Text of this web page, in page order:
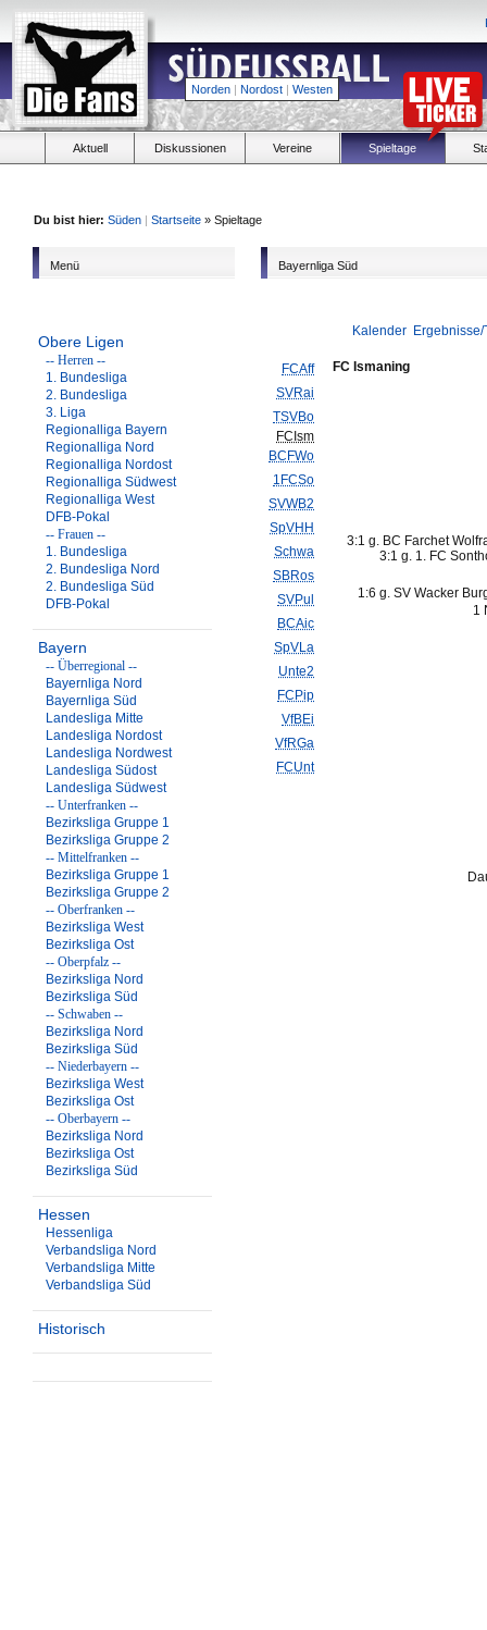
Norden | Nordost | Westen
Aktuell Diskussionen Vereine Spieltage
Du bist hier: Süden | Startseite » Spieltage
Menü
Obere Ligen
-- Herren --
1. Bundesliga
2. Bundesliga
3. Liga
Regionalliga Bayern
Regionalliga Nord
Regionalliga Nordost
Regionalliga Südwest
Regionalliga West
DFB-Pokal
-- Frauen --
1. Bundesliga
2. Bundesliga Nord
2. Bundesliga Süd
DFB-Pokal
Bayern
-- Überregional --
Bayernliga Nord
Bayernliga Süd
Landesliga Mitte
Landesliga Nordost
Landesliga Nordwest
Landesliga Südost
Landesliga Südwest
-- Unterfranken --
Bezirksliga Gruppe 1
Bezirksliga Gruppe 2
-- Mittelfranken --
Bezirksliga Gruppe 1
Bezirksliga Gruppe 2
-- Oberfranken --
Bezirksliga West
Bezirksliga Ost
-- Oberpfalz --
Bezirksliga Nord
Bezirksliga Süd
-- Schwaben --
Bezirksliga Nord
Bezirksliga Süd
-- Niederbayern --
Bezirksliga West
Bezirksliga Ost
-- Oberbayern --
Bezirksliga Nord
Bezirksliga Ost
Bezirksliga Süd
Hessen
Hessenliga
Verbandsliga Nord
Verbandsliga Mitte
Verbandsliga Süd
Historisch
Bayernliga Süd
Kalender
FCAff
SVRai
TSVBo
FCIsm
BCFWo
1FCSo
SVWB2
SpVHH
Schwa
SBRos
SVPul
BCAic
SpVLa
Unte2
FCPip
VfBEi
VfRGa
FCUnt
FC Ismaning
3:1 g. BC Farchet
3:1 g. 1. FC
1:6 g. SV Wacker
1